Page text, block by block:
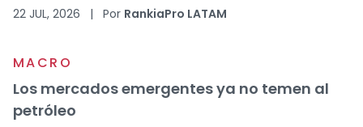
22 JUL, 2026 | Por RankiaPro LATAM
MACRO
Los mercados emergentes ya no temen al
petróleo